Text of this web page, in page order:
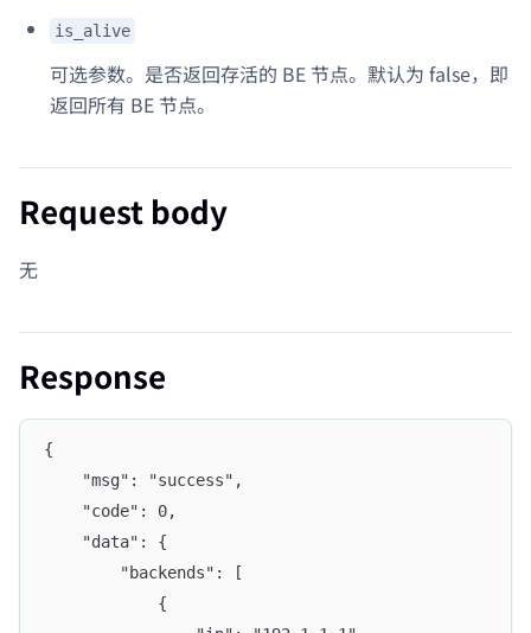
is_alive
可选参数。是否返回存活的 BE 节点。默认为 false，即
返回所有 BE 节点。
Request body
无
Response
{
    "msg": "success",
    "code": 0,
    "data": {
        "backends": [
            {